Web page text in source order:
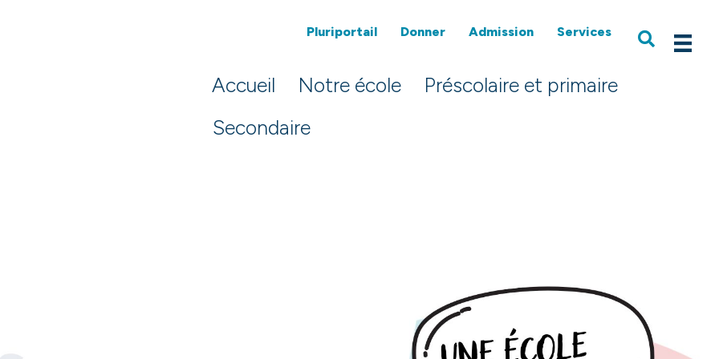
Pluriportail Donner Admission Services
Accueil Notre école
Préscolaire et primaire
Secondaire